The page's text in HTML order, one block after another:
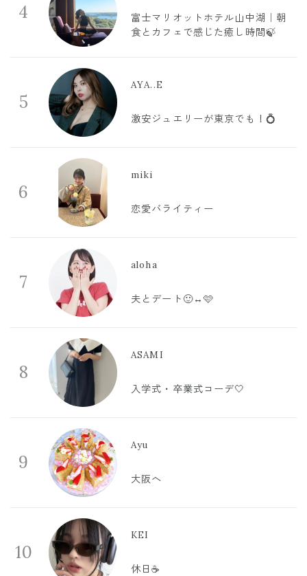
4
富士マリオットホテル山中湖｜朝
食とカフェで感じた癒し時間🍃
5
AYA..E
激安ジュエリーが東京でも！💍
6
miki
恋愛バライティー
7
aloha
夫とデート🙂‍↔️🩷
8
ASAMI
入学式・卒業式コーデ🤍
9
Ayu
大阪へ
10
KEI
休日☕️